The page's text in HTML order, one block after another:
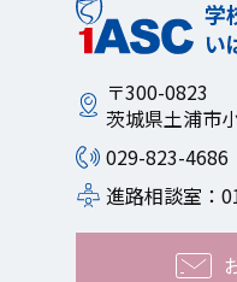
〒300-0823
茨城県土浦市
029-823-4686
進路相談室：